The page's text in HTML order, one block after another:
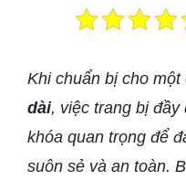
Khi chuẩn bị cho một
dài, việc trang bị đầy
khóa quan trọng để
suôn sẻ và an toàn.